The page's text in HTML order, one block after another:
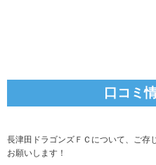
口コミ
長津田ドラゴンズＦＣについて、ご存
お願いします！